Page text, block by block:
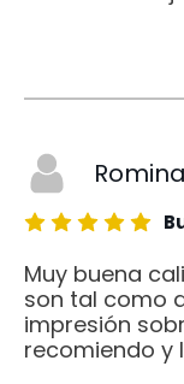
Muy buena
son tal como
impresión
recomiendo y